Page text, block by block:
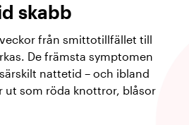
skabb
från smittotillfället till
De främsta symptomen
nattetid – och ibland
ut som röda knottror, blåsor